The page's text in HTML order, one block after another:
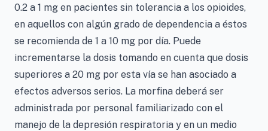
0.2 a 1 mg en pacientes sin tolerancia a los opioides,
en aquellos con algún grado de dependencia a éstos
se recomienda de 1 a 10 mg por día. Puede
incrementarse la dosis tomando en cuenta que dosis
superiores a 20 mg por esta vía se han asociado a
efectos adversos serios. La morfina deberá ser
administrada por personal familiarizado con el
manejo de la depresión respiratoria y en un medio